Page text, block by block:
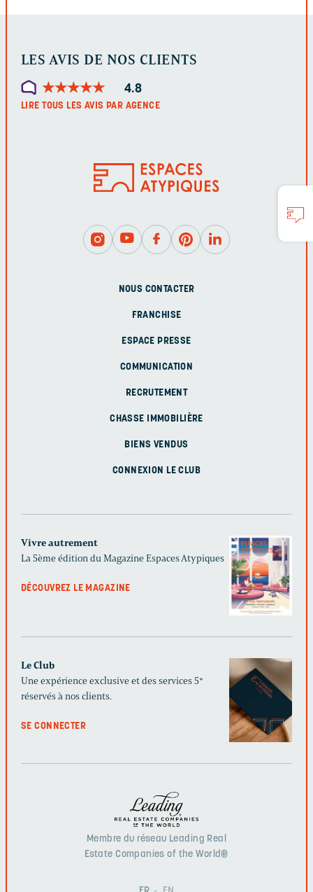
LES AVIS DE NOS CLIENTS
★★★★★
★★★★★ 4.8
LIRE TOUS LES AVIS PAR AGENCE
NOUS CONTACTER
FRANCHISE
ESPACE PRESSE
COMMUNICATION
RECRUTEMENT
CHASSE IMMOBILIÈRE
BIENS VENDUS
CONNEXION LE CLUB
Vivre autrement
La 5ème édition du Magazine Espaces Atypiques
DÉCOUVREZ LE MAGAZINE
Le Club
Une expérience exclusive et des services 5*
réservés à nos clients.
SE CONNECTER
Membre du réseau Leading Real
Estate Companies of the World®